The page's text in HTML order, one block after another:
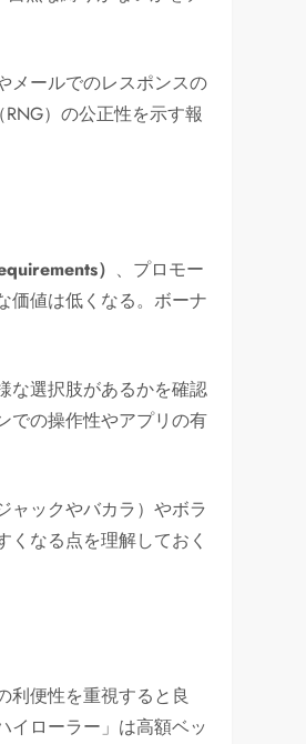
メールでのレスポンスの
）の公正性を示す報
） 、プロモー
価値は低くなる。ボーナ
な選択肢があるかを確認
での操作性やアプリの有
ャックやバカラ）やボラ
なる点を理解しておく
利便性を重視すると良
イローラー」は高額ベッ